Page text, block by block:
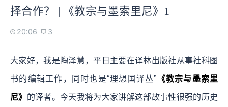
择合作？ | 《教宗与墨索里尼》1
20:06 3
大家好，我是陶泽慧，平日主要在译林出版社从事社科图
书的编辑工作，同时也是“理想国译丛” 《教宗与墨索里
尼》 的译者。今天我将为大家讲解这部故事性很强的历史